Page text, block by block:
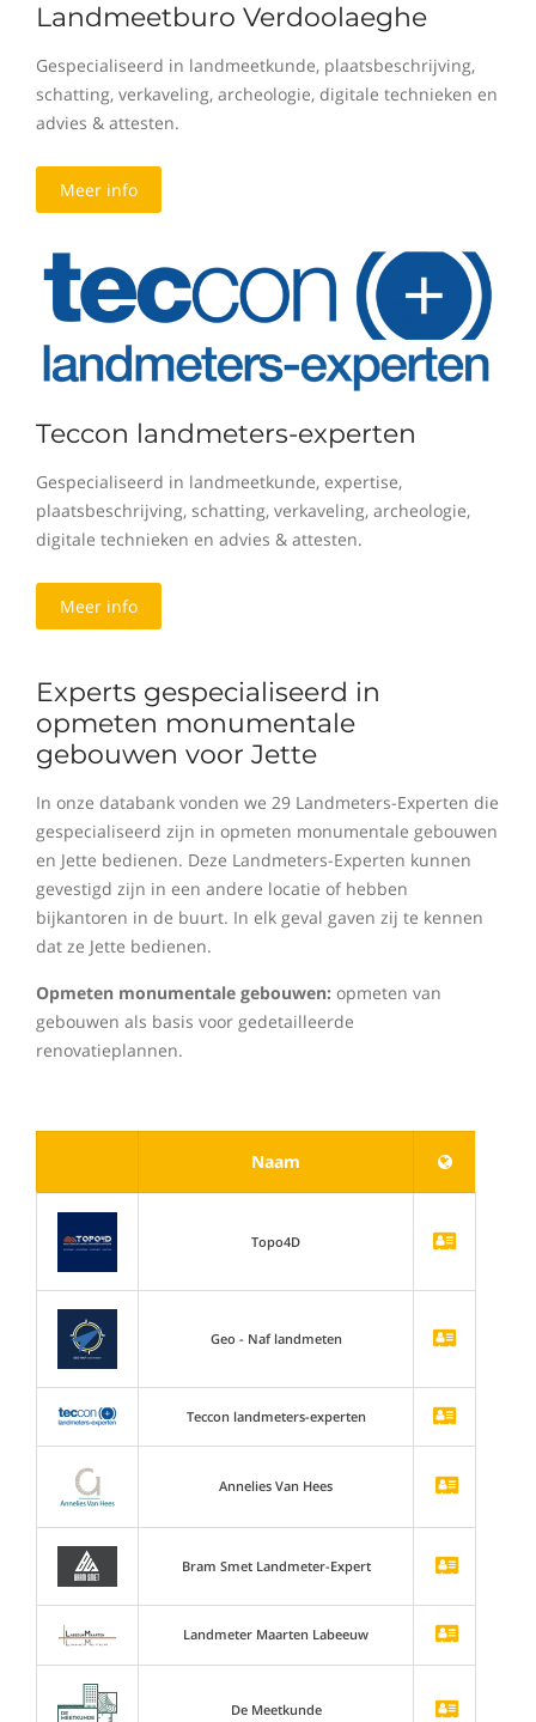
Landmeetburo Verdoolaeghe
Gespecialiseerd in landmeetkunde, plaatsbeschrijving,
schatting, verkaveling, archeologie, digitale technieken en
advies & attesten.
Meer info
Teccon landmeters-experten
Gespecialiseerd in landmeetkunde, expertise,
plaatsbeschrijving, schatting, verkaveling, archeologie,
digitale technieken en advies & attesten.
Meer info
Experts gespecialiseerd in
opmeten monumentale
gebouwen voor Jette
In onze databank vonden we 29 Landmeters-Experten die
gespecialiseerd zijn in opmeten monumentale gebouwen
en Jette bedienen. Deze Landmeters-Experten kunnen
gevestigd zijn in een andere locatie of hebben
bijkantoren in de buurt. In elk geval gaven zij te kennen
dat ze Jette bedienen.
Opmeten monumentale gebouwen: opmeten van
gebouwen als basis voor gedetailleerde
renovatieplannen.
Naam
Topo4D
Geo - Naf landmeten
Teccon landmeters-experten
Annelies Van Hees
Bram Smet Landmeter-Expert
Landmeter Maarten Labeeuw
De Meetkunde